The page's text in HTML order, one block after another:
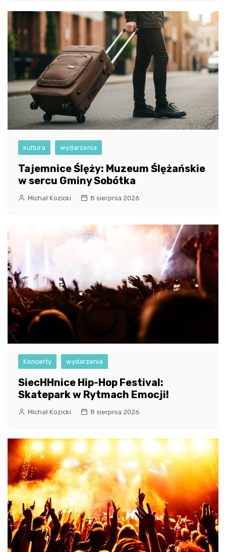
kultura wydarzenia
Tajemnice Ślęży: Muzeum Ślężańskie
w sercu Gminy Sobótka
Michał Kozicki 8 sierpnia 2026
Koncerty wydarzenia
SiecHHnice Hip-Hop Festival:
Skatepark w Rytmach Emocji!
Michał Kozicki 8 sierpnia 2026